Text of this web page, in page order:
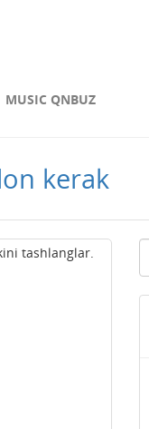
MUSIC QNBUZ
kerak
tashlanglar.